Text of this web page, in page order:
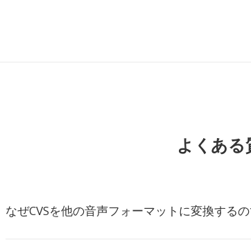
よくある
なぜCVSを他の音声フォーマットに変換する